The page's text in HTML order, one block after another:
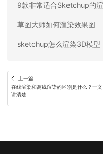
草图大师如何渲染效果图
sketchup怎么渲染3D模型
上一篇
在线渲染和离线渲染的区别是什么？一文
讲清楚